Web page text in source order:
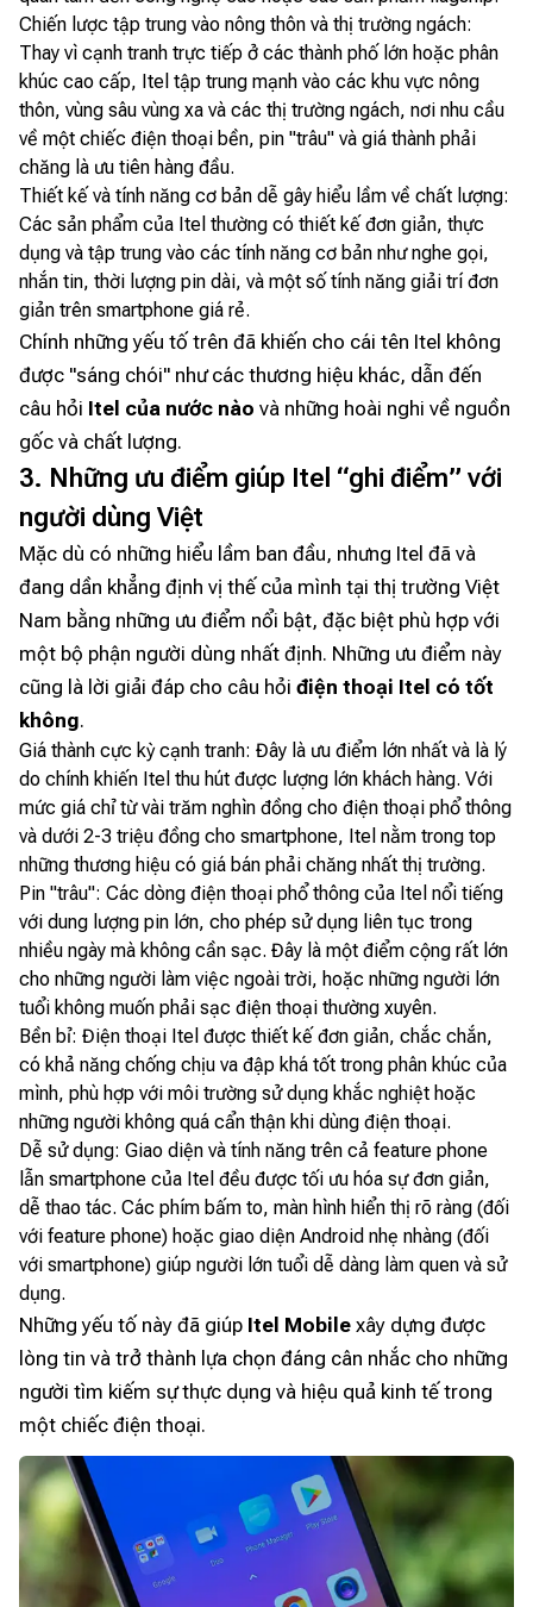
Chiến lược tập trung vào nông thôn và thị trường ngách:
Thay vì cạnh tranh trực tiếp ở các thành phố lớn hoặc phân
khúc cao cấp, Itel tập trung mạnh vào các khu vực nông
thôn, vùng sâu vùng xa và các thị trường ngách, nơi nhu cầu
về một chiếc điện thoại bền, pin "trâu" và giá thành phải
chăng là ưu tiên hàng đầu.
Thiết kế và tính năng cơ bản dễ gây hiểu lầm về chất lượng:
Các sản phẩm của Itel thường có thiết kế đơn giản, thực
dụng và tập trung vào các tính năng cơ bản như nghe gọi,
nhắn tin, thời lượng pin dài, và một số tính năng giải trí đơn
giản trên smartphone giá rẻ.
Chính những yếu tố trên đã khiến cho cái tên Itel không
được "sáng chói" như các thương hiệu khác, dẫn đến
câu hỏi Itel của nước nào và những hoài nghi về nguồn
gốc và chất lượng.
3. Những ưu điểm giúp Itel “ghi điểm” với
người dùng Việt
Mặc dù có những hiểu lầm ban đầu, nhưng Itel đã và
đang dần khẳng định vị thế của mình tại thị trường Việt
Nam bằng những ưu điểm nổi bật, đặc biệt phù hợp với
một bộ phận người dùng nhất định. Những ưu điểm này
cũng là lời giải đáp cho câu hỏi điện thoại Itel có tốt
không.
Giá thành cực kỳ cạnh tranh: Đây là ưu điểm lớn nhất và là lý
do chính khiến Itel thu hút được lượng lớn khách hàng. Với
mức giá chỉ từ vài trăm nghìn đồng cho điện thoại phổ thông
và dưới 2-3 triệu đồng cho smartphone, Itel nằm trong top
những thương hiệu có giá bán phải chăng nhất thị trường.
Pin "trâu": Các dòng điện thoại phổ thông của Itel nổi tiếng
với dung lượng pin lớn, cho phép sử dụng liên tục trong
nhiều ngày mà không cần sạc. Đây là một điểm cộng rất lớn
cho những người làm việc ngoài trời, hoặc những người lớn
tuổi không muốn phải sạc điện thoại thường xuyên.
Bền bỉ: Điện thoại Itel được thiết kế đơn giản, chắc chắn,
có khả năng chống chịu va đập khá tốt trong phân khúc của
mình, phù hợp với môi trường sử dụng khắc nghiệt hoặc
những người không quá cẩn thận khi dùng điện thoại.
Dễ sử dụng: Giao diện và tính năng trên cả feature phone
lẫn smartphone của Itel đều được tối ưu hóa sự đơn giản,
dễ thao tác. Các phím bấm to, màn hình hiển thị rõ ràng (đối
với feature phone) hoặc giao diện Android nhẹ nhàng (đối
với smartphone) giúp người lớn tuổi dễ dàng làm quen và sử
dụng.
Những yếu tố này đã giúp Itel Mobile xây dựng được
lòng tin và trở thành lựa chọn đáng cân nhắc cho những
người tìm kiếm sự thực dụng và hiệu quả kinh tế trong
một chiếc điện thoại.